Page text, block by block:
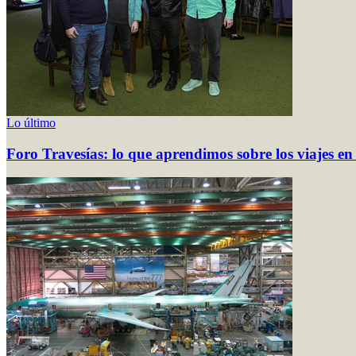
Lo último
Foro Travesías: lo que aprendimos sobre los viajes en